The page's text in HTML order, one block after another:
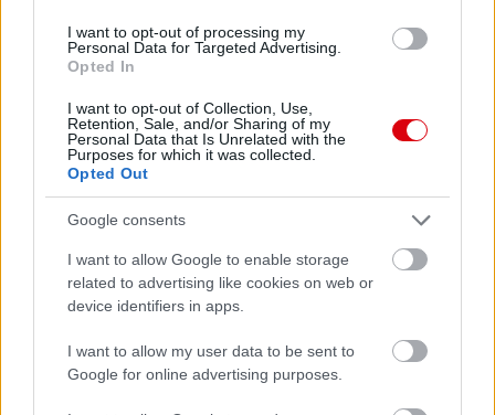
I want to opt-out of processing my
Personal Data for Targeted Advertising.
Opted In
I want to opt-out of Collection, Use,
Retention, Sale, and/or Sharing of my
Personal Data that Is Unrelated with the
Purposes for which it was collected.
Opted Out
Google consents
I want to allow Google to enable storage
related to advertising like cookies on web or
device identifiers in apps.
I want to allow my user data to be sent to
Google for online advertising purposes.
Meccs Center
Paris Saint-Germain
Manchester United